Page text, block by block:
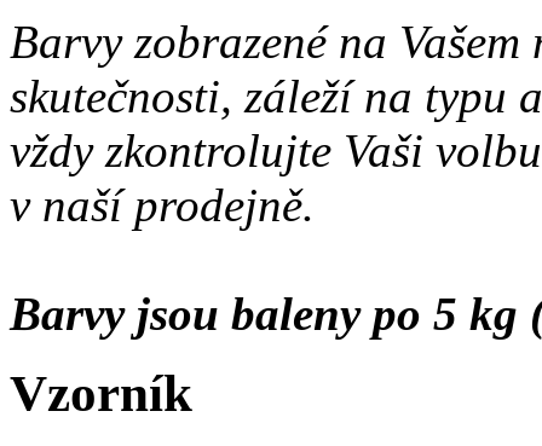
Barvy zobrazené na
skutečnosti, záleží na typu
vždy zkontrolujte Vaši
v naší prodejně.
Barvy jsou baleny po 5 kg
Vzorník